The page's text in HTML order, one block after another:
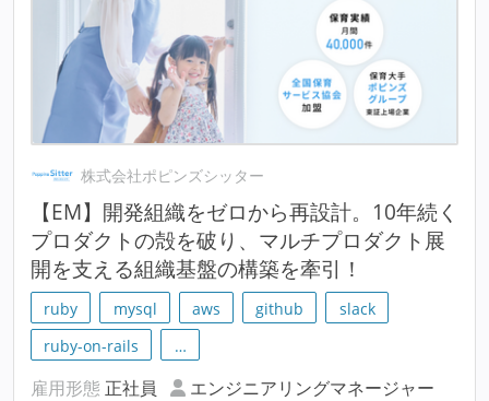
株式会社ポピンズシッター
【EM】開発組織をゼロから再設計。10年続く
プロダクトの殻を破り、マルチプロダクト展
開を支える組織基盤の構築を牽引！
ruby mysql aws github
slack
ruby-on-rails
…
雇用形態 正社員
エンジニアリングマネージャー